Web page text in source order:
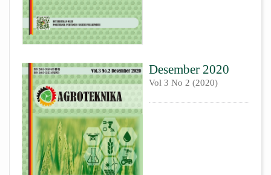
Desember 2020
Vol 3 No 2 (2020)